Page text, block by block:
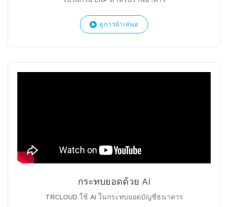
ดูการนำเสนอ
กระทบยอดด้วย AI
TRCLOUD ใช้ AI ในกระทบยอดบัญชีธนาคาร